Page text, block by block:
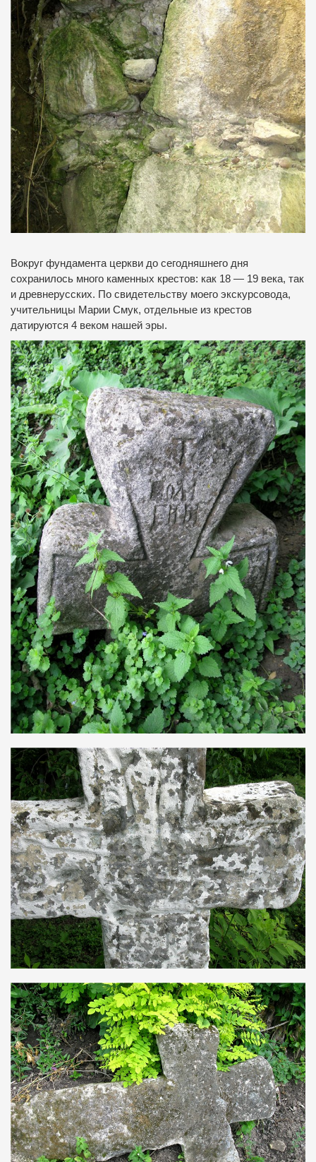
Вокруг фундамента церкви до сегодняшнего дня
сохранилось много каменных крестов: как 18 — 19 века, так
и древнерусских. По свидетельству моего экскурсовода,
учительницы Марии Смук, отдельные из крестов
датируются 4 веком нашей эры.